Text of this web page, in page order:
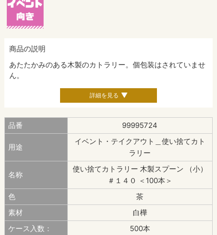
商品の説明
あたたかみのある木製のカトラリー。個包装はされていませ
ん。
詳細を見る
品番 99995724
用途
イベント・テイクアウト＿使い捨てカト
ラリー
名称
使い捨てカトラリー 木製スプーン （小）
＃１４０ ＜100本＞
色
茶
素材
白樺
ケース入数：
500本